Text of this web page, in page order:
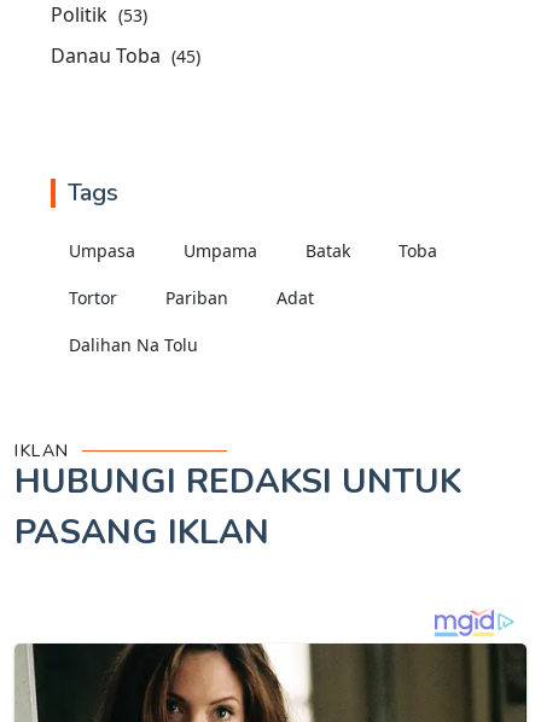
Politik (53)
Danau Toba (45)
Tags
Umpasa Umpama Batak Toba
Tortor Pariban Adat
Dalihan Na Tolu
IKLAN
HUBUNGI REDAKSI UNTUK
PASANG IKLAN